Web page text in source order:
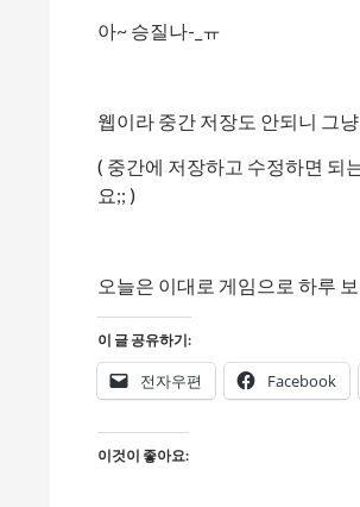
아~ 승질나-_ㅠ
웹이라 중간 저장도 안되니 그
( 중간에 저장하고 수정하면 되
요;; )
오늘은 이대로 게임으로 하루
이 글 공유하기:
전자우편 Facebook
이것이 좋아요: